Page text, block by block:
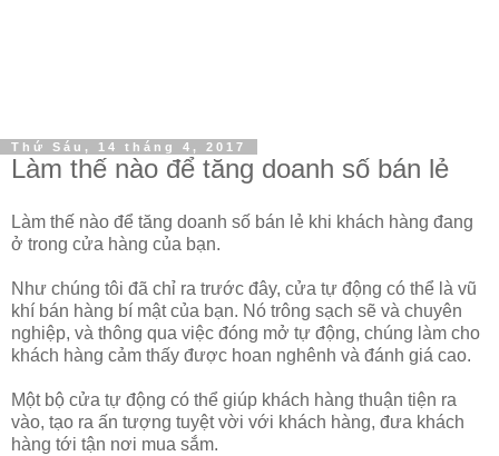
Thứ Sáu, 14 tháng 4, 2017
Làm thế nào để tăng doanh số bán lẻ
Làm thế nào để tăng doanh số bán lẻ khi khách hàng đang
ở trong cửa hàng của bạn.
Như chúng tôi đã chỉ ra trước đây, cửa tự động có thể là vũ
khí bán hàng bí mật của bạn. Nó trông sạch sẽ và chuyên
nghiệp, và thông qua việc đóng mở tự động, chúng làm cho
khách hàng cảm thấy được hoan nghênh và đánh giá cao.
Một bộ cửa tự động có thể giúp khách hàng thuận tiện ra
vào, tạo ra ấn tượng tuyệt vời với khách hàng, đưa khách
hàng tới tận nơi mua sắm.